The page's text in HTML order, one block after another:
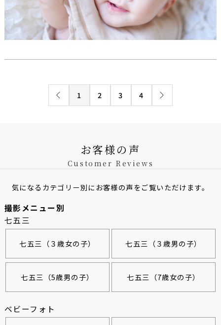
1 2 3 4
お客様の声
Customer Reviews
気になるカテゴリー別にお客様の声をご覧いただけます。
撮影メニュー別
七五三
七五三（３歳女の子） 七五三（３歳男の子）
七五三（5歳男の子） 七五三（7歳女の子）
ベビーフォト